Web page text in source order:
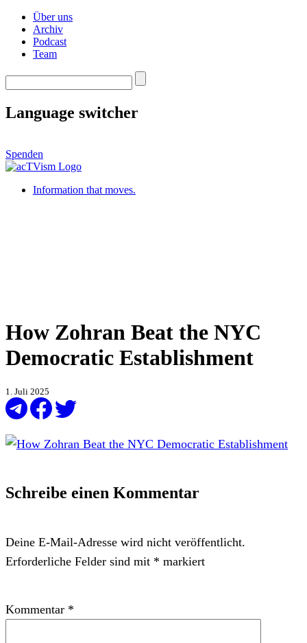
Über uns
Archiv
Podcast
Team
Language switcher
Spenden
Information that moves.
How Zohran Beat the NYC
Democratic Establishment
1. Juli 2025
Schreibe einen Kommentar
Deine E-Mail-Adresse wird nicht veröffentlicht.
Erforderliche Felder sind mit * markiert
Kommentar *